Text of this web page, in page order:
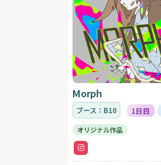
Morph
ブース：B10 1日目
オリジナル作品